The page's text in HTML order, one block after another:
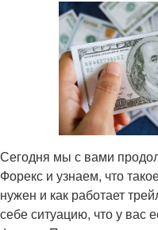
Сегодня мы с вами
Форекс и узнаем, что
нужен и как работает
себе ситуацию, что у вас